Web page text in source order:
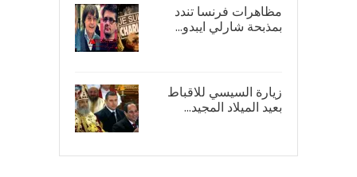
مظاهرات فرنسا تندد
بمذبحة شارلي ايبدو...
زيارة السيسي للاقباط
بعيد الميلاد المجيد...